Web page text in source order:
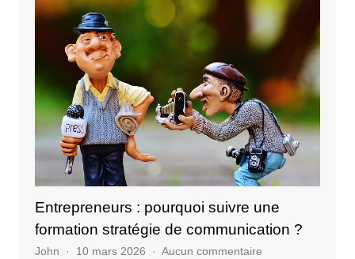
marketing
moderne
Entrepreneurs : pourquoi suivre une
formation stratégie de communication ?
John 10 mars 2026 Aucun commentairesur